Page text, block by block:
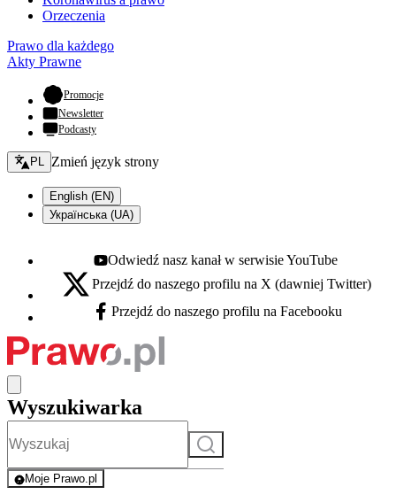
Orzeczenia
Prawo dla każdego
Akty Prawne
Promocje- otwiera się w nowej karcie
Newsletter
Podcasty
Zmień język - bieżący:
PL Zmień język strony
English (EN)
Українська (UA)
Youtube - otwiera się w nowej karcie
Odwiedź nasz kanał w serwisie YouTube
X - otwiera się w nowej karcie
Przejdź do naszego profilu na X (dawniej Twitter)
Facebook - otwiera się w nowej karcie
Przejdź do naszego profilu na Facebooku
Wyszukiwarka
Szukaj
Moje Prawo.pl
- rejestracja i logowanie do serwisu